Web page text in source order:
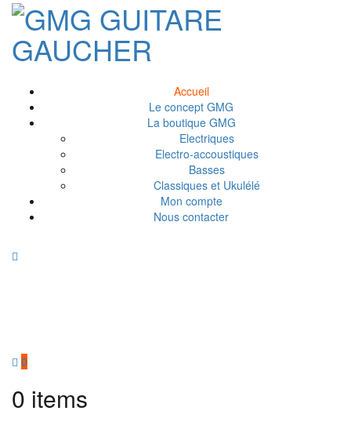
Accueil
Le concept GMG
La boutique GMG
Electriques
Electro-accoustiques
Basses
Classiques et Ukulélé
Mon compte
Nous contacter
0
0 items